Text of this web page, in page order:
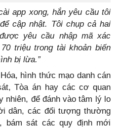
app xong, hắn yêu cầu tôi
cập nhật. Tôi chụp cả hai
yêu cầu nhập mã xác
triệu trong tài khoản biến
bị lừa.”
hình thức mạo danh cán
Tòa án hay các cơ quan
nhiên, để đánh vào tâm lý lo
dân, các đối tượng thường
bám sát các quy định mới